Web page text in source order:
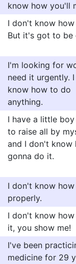
know how you'll
I don't know
But it's got to be
I'm looking for
need it urgently.
know how to do
anything.
I have a little boy
to raise all by
and I don't know
gonna do it.
I don't know
properly.
I don't know
it, you show me!
I've been
medicine for 29